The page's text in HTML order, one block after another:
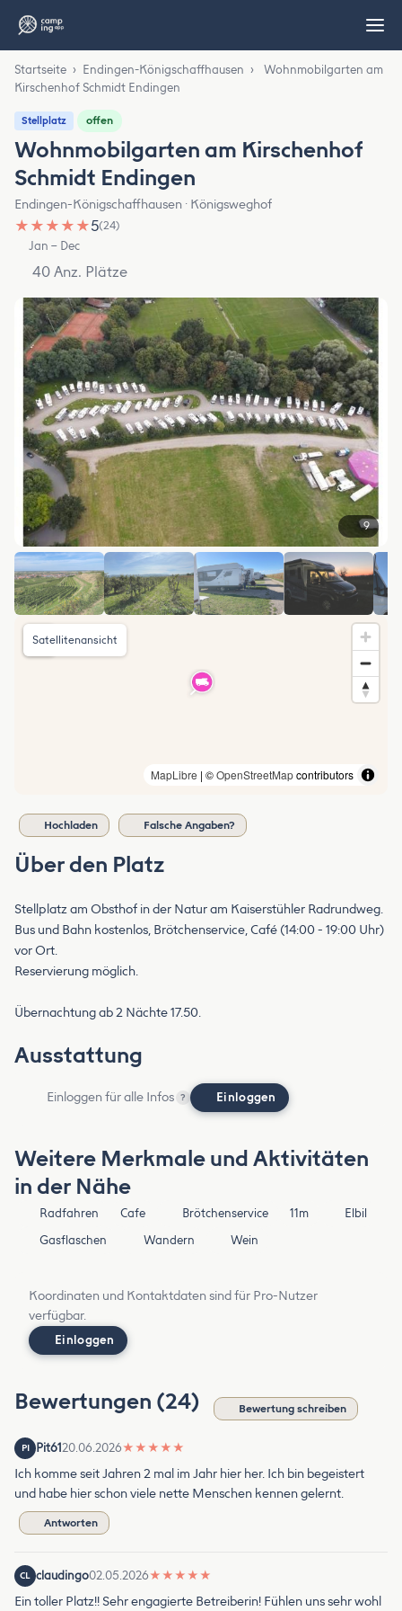
Startseite › Endingen-Königschaffhausen ›
Wohnmobilgarten am
Kirschenhof Schmidt Endingen
Stellplatz offen
Wohnmobilgarten am Kirschenhof
Schmidt Endingen
Endingen-Königschaffhausen · Königsweghof
★ ★ ★ ★ ★5(24)
Jan – Dec
40 Anz. Plätze
9
MapLibre | ©OpenStreetMapcontributors
Satellitenansicht
Hochladen Falsche Angaben?
Über den Platz
Stellplatz am Obsthof in der Natur am Kaiserstühler Radrundweg.
Bus und Bahn kostenlos, Brötchenservice, Café (14:00 - 19:00 Uhr)
vor Ort.
Reservierung möglich.
Übernachtung ab 2 Nächte 17.50.
Ausstattung
Einloggen für alle Infos ? Einloggen
Weitere Merkmale und Aktivitäten
in der Nähe
Radfahren Cafe Brötchenservice 11m
Elbil
Gasflaschen
Wandern Wein
Koordinaten und Kontaktdaten sind für Pro-Nutzer
verfügbar.
Einloggen
Bewertungen (24) Bewertung schreiben
PI Pit6120.06.2026★ ★ ★ ★ ★
Ich komme seit Jahren 2 mal im Jahr hier her. Ich bin begeistert
und habe hier schon viele nette Menschen kennen gelernt.
Antworten
CL claudingo02.05.2026★ ★ ★ ★ ★
Ein toller Platz!! Sehr engagierte Betreiberin! Fühlen uns sehr wohl